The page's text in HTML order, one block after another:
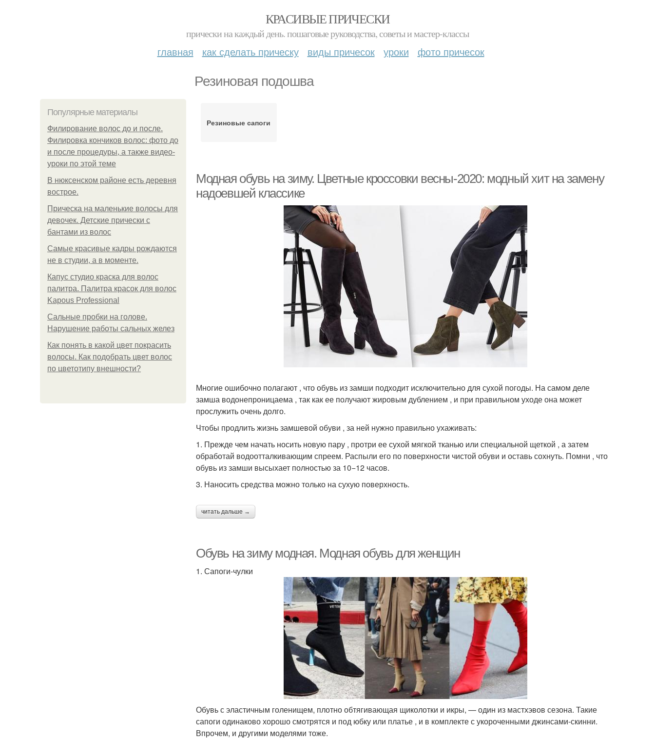
КРАСИВЫЕ ПРИЧЕСКИ
прически на каждый день. пошаговые руководства, советы и мастер-классы
главная как сделать прическу виды причесок уроки фото причесок
Резиновая подошва
Популярные материалы
Филирование волос до и после.
Филировка кончиков волос: фото до
и после процедуры, а также видео-
уроки по этой теме
В нюксенском районе есть деревня
вострое.
Прическа на маленькие волосы для
девочек. Детские прически с
бантами из волос
Самые красивые кадры рождаются
не в студии, а в моменте.
Капус студио краска для волос
палитра. Палитра красок для волос
Kapous Professional
Сальные пробки на голове.
Нарушение работы сальных желез
Как понять в какой цвет покрасить
волосы. Как подобрать цвет волос
по цветотипу внешности?
Резиновые сапоги
Модная обувь на зиму. Цветные кроссовки весны-2020: модный хит на замену
надоевшей классике
Многие ошибочно полагают , что обувь из замши подходит исключительно для сухой погоды. На самом деле
замша водонепроницаема , так как ее получают жировым дублением , и при правильном уходе она может
прослужить очень долго.
Чтобы продлить жизнь замшевой обуви , за ней нужно правильно ухаживать:
1. Прежде чем начать носить новую пару , протри ее сухой мягкой тканью или специальной щеткой , а затем
обработай водоотталкивающим спреем. Распыли его по поверхности чистой обуви и оставь сохнуть. Помни , что
обувь из замши высыхает полностью за 10−12 часов.
3. Наносить средства можно только на сухую поверхность.
читать дальше →
Обувь на зиму модная. Модная обувь для женщин
1. Сапоги-чулки
Обувь с эластичным голенищем, плотно обтягивающая щиколотки и икры, — один из мастхэвов сезона. Такие
сапоги одинаково хорошо смотрятся и под юбку или платье , и в комплекте с укороченными джинсами-скинни.
Впрочем, и другими моделями тоже.